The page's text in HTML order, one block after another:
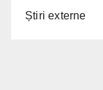
Știri externe